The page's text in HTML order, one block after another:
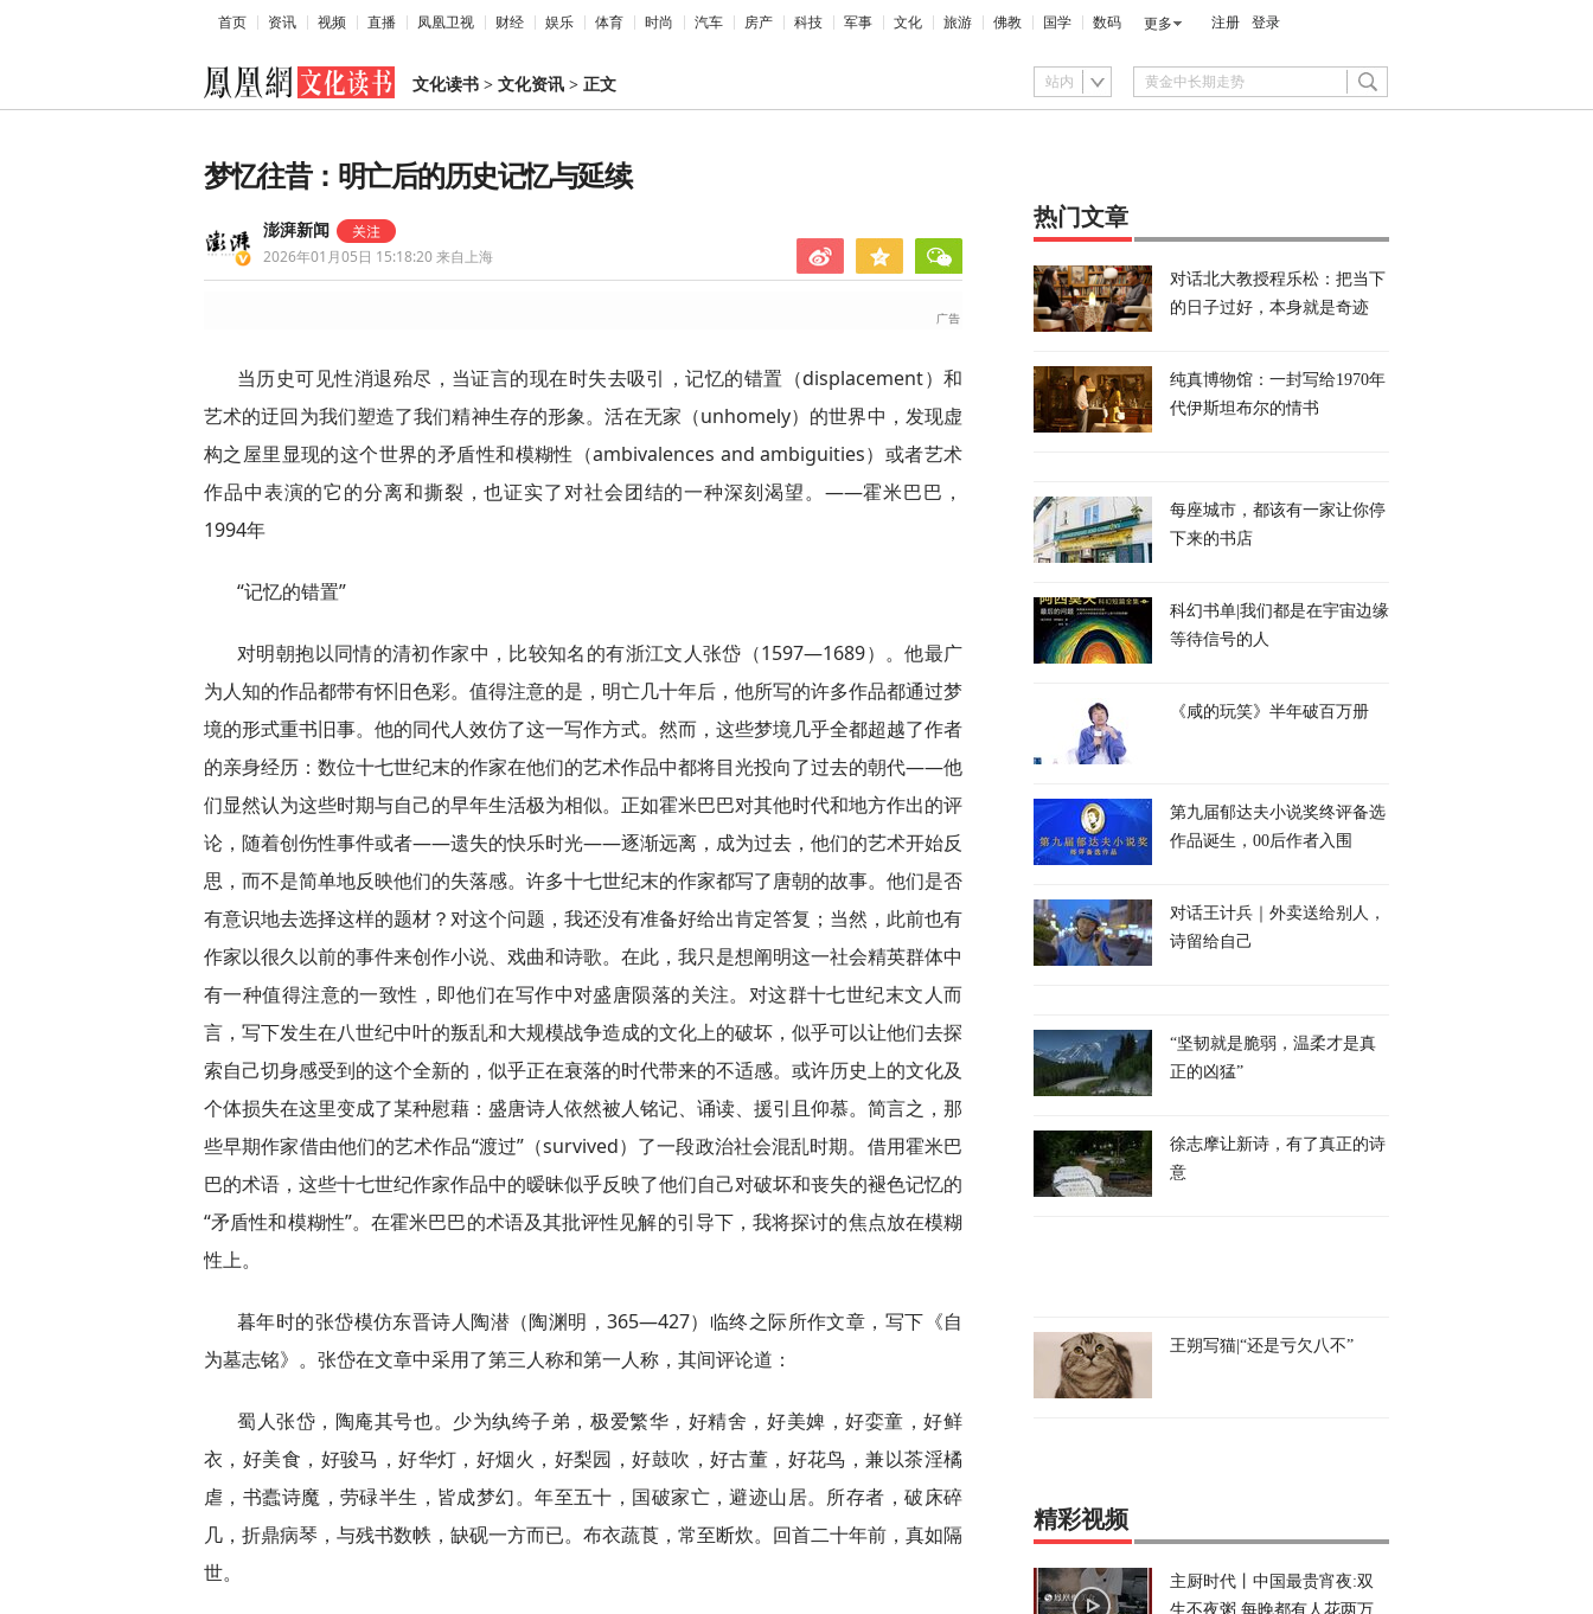
首页 资讯 视频 直播 凤凰卫视 财经 娱乐 体育 时尚 汽车 房产 科技 军事 文化 旅游 佛教 国学 数码 更多 注册 登录
文化读书 > 文化资讯 > 正文 站内
梦忆往昔：明亡后的历史记忆与延续
澎湃新闻
2026年01月05日 15:18:20来自上海
当历史可见性消退殆尽，当证言的现在时失去吸引，记忆的错置（displacement）和
艺术的迂回为我们塑造了我们精神生存的形象。活在无家（unhomely）的世界中，发现虚
构之屋里显现的这个世界的矛盾性和模糊性（ambivalences and ambiguities）或者艺术
作品中表演的它的分离和撕裂，也证实了对社会团结的一种深刻渴望。——霍米巴巴，
1994年
“记忆的错置”
对明朝抱以同情的清初作家中，比较知名的有浙江文人张岱（1597—1689）。他最广
为人知的作品都带有怀旧色彩。值得注意的是，明亡几十年后，他所写的许多作品都通过梦
境的形式重书旧事。他的同代人效仿了这一写作方式。然而，这些梦境几乎全都超越了作者
的亲身经历：数位十七世纪末的作家在他们的艺术作品中都将目光投向了过去的朝代——他
们显然认为这些时期与自己的早年生活极为相似。正如霍米巴巴对其他时代和地方作出的评
论，随着创伤性事件或者——遗失的快乐时光——逐渐远离，成为过去，他们的艺术开始反
思，而不是简单地反映他们的失落感。许多十七世纪末的作家都写了唐朝的故事。他们是否
有意识地去选择这样的题材？对这个问题，我还没有准备好给出肯定答复；当然，此前也有
作家以很久以前的事件来创作小说、戏曲和诗歌。在此，我只是想阐明这一社会精英群体中
有一种值得注意的一致性，即他们在写作中对盛唐陨落的关注。对这群十七世纪末文人而
言，写下发生在八世纪中叶的叛乱和大规模战争造成的文化上的破坏，似乎可以让他们去探
索自己切身感受到的这个全新的，似乎正在衰落的时代带来的不适感。或许历史上的文化及
个体损失在这里变成了某种慰藉：盛唐诗人依然被人铭记、诵读、援引且仰慕。简言之，那
些早期作家借由他们的艺术作品“渡过”（survived）了一段政治社会混乱时期。借用霍米巴
巴的术语，这些十七世纪作家作品中的暧昧似乎反映了他们自己对破坏和丧失的褪色记忆的
“矛盾性和模糊性”。在霍米巴巴的术语及其批评性见解的引导下，我将探讨的焦点放在模糊
性上。
暮年时的张岱模仿东晋诗人陶潜（陶渊明，365—427）临终之际所作文章，写下《自
为墓志铭》。张岱在文章中采用了第三人称和第一人称，其间评论道：
蜀人张岱，陶庵其号也。少为纨绔子弟，极爱繁华，好精舍，好美婢，好娈童，好鲜
衣，好美食，好骏马，好华灯，好烟火，好梨园，好鼓吹，好古董，好花鸟，兼以茶淫橘
虐，书蠹诗魔，劳碌半生，皆成梦幻。年至五十，国破家亡，避迹山居。所存者，破床碎
几，折鼎病琴，与残书数帙，缺砚一方而已。布衣蔬莨，常至断炊。回首二十年前，真如隔
世。
热门文章
对话北大教授程乐松：把当下
的日子过好，本身就是奇迹
纯真博物馆：一封写给1970年
代伊斯坦布尔的情书
每座城市，都该有一家让你停
下来的书店
科幻书单|我们都是在宇宙边缘
等待信号的人
《咸的玩笑》半年破百万册
第九届郁达夫小说奖终评备选
作品诞生，00后作者入围
对话王计兵｜外卖送给别人，
诗留给自己
“坚韧就是脆弱，温柔才是真
正的凶猛”
徐志摩让新诗，有了真正的诗
意
王朔写猫|“还是亏欠八不”
精彩视频
主厨时代丨中国最贵宵夜:双
生不夜粥 每晚都有人花两万